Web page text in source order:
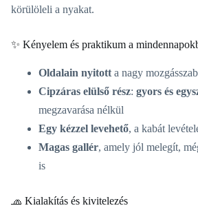
körülöleli a nyakat.
✨ Kényelem és praktikum a
Oldalain nyitotta nagy
Cipzáras elülső rész: gyors és
megzavarása nélkül
Egy kézzel levehető, a kabát
Magas gallér, amely jól melegít,
is
🧢 Kialakítás és kivitelezés